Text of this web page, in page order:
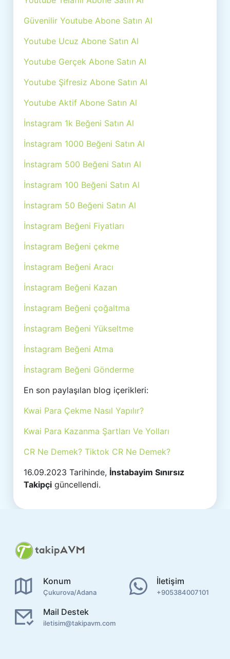
Güvenilir Youtube Abone Satın Al
Youtube Ucuz Abone Satın Al
Youtube Gerçek Abone Satın Al
Youtube Şifresiz Abone Satın Al
Youtube Aktif Abone Satın Al
İnstagram 1k Beğeni Satın Al
İnstagram 1000 Beğeni Satın Al
İnstagram 500 Beğeni Satın Al
İnstagram 100 Beğeni Satın Al
İnstagram 50 Beğeni Satın Al
İnstagram Beğeni Fiyatları
İnstagram Beğeni çekme
İnstagram Beğeni Aracı
İnstagram Beğeni Kazan
İnstagram Beğeni çoğaltma
İnstagram Beğeni Yükseltme
İnstagram Beğeni Atma
İnstagram Beğeni Gönderme
En son paylaşılan blog içerikleri:
Kwai Para Çekme Nasıl Yapılır?
Kwai Para Kazanma Şartları Ve Yolları
CR Ne Demek? Tiktok CR Ne Demek?
16.09.2023 Tarihinde, İnstabayim Sınırsız
Takipçi güncellendi.
Konum
Çukurova/Adana
İletişim
+905384007101
Mail Destek
iletisim@takipavm.com